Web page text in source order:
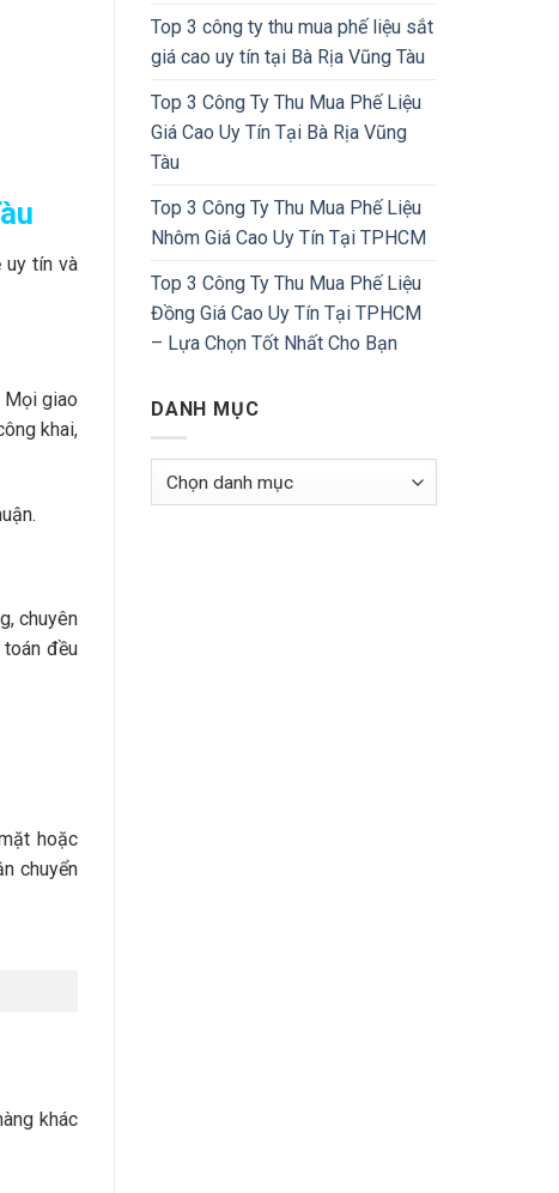
uy tín và
Mọi giao
khai,
chuyên
đều
hoặc
chuyển
khác
Top 3 công ty thu mua phế liệu sắt
giá cao uy tín tại Bà Rịa Vũng Tàu
Top 3 Công Ty Thu Mua Phế Liệu
Giá Cao Uy Tín Tại Bà Rịa Vũng
Tàu
Top 3 Công Ty Thu Mua Phế Liệu
Nhôm Giá Cao Uy Tín Tại TPHCM
Top 3 Công Ty Thu Mua Phế Liệu
Đồng Giá Cao Uy Tín Tại TPHCM
– Lựa Chọn Tốt Nhất Cho Bạn
DANH MỤC
Danh